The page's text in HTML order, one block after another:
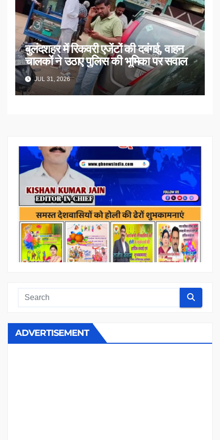
बुलंदशहर में रिकवरी एजेंटों की दबंगई, वाहन
चालकों ने उठाए पुलिस की भूमिका पर सवाल
JUL 31, 2026
ADVERTISEMENT